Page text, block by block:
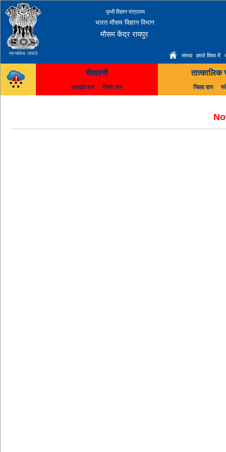
पृथ्वी विज्ञान मंत्रालय
भारत मौसम विज्ञान विभाग
मौसम केंद्र रायपुर
संस्था हमारे विषय में
चेतावनी
उपखंड वार जिला वार
तात्कालिक
जिला वार